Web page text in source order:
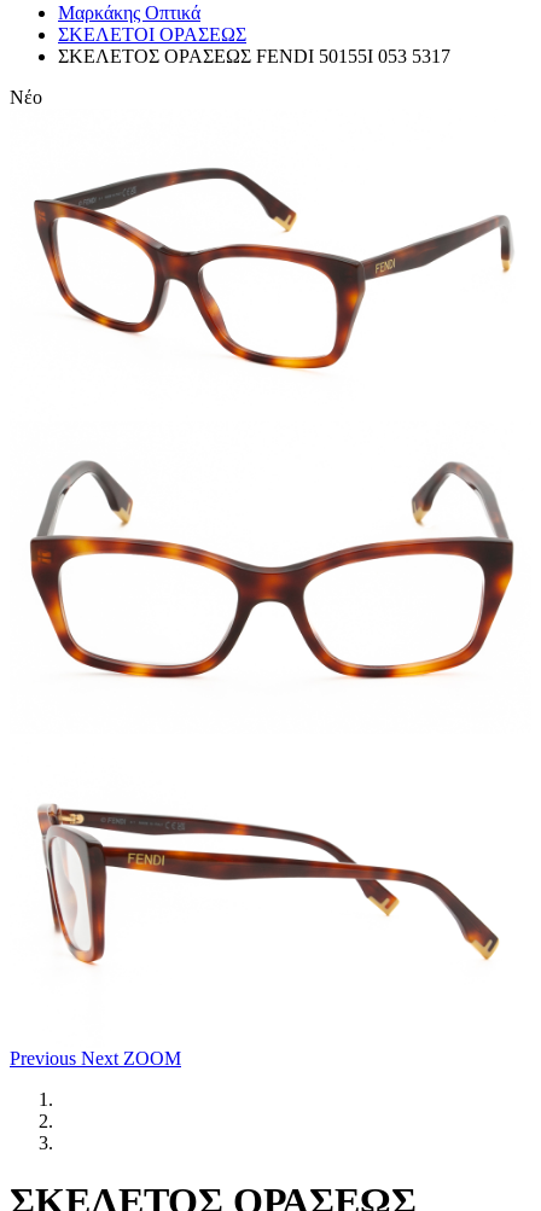
Μαρκάκης Οπτικά
ΣΚΕΛΕΤΟΙ ΟΡΑΣΕΩΣ
ΣΚΕΛΕΤΟΣ ΟΡΑΣΕΩΣ FENDI 50155I 053 5317
Νέο
Previous Next ZOOM
ΣΚΕΛΕΤΟΣ ΟΡΑΣΕΩΣ